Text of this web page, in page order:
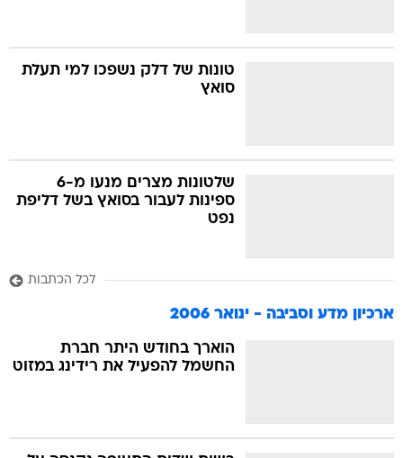
טונות של דלק נשפכו למי תעלת
סואץ
שלטונות מצרים מנעו מ-6
ספינות לעבור בסואץ בשל דליפת
נפט
לכל הכתבות
ארכיון מדע וסביבה - ינואר 2006
הוארך בחודש היתר חברת
החשמל להפעיל את רידינג במזוט